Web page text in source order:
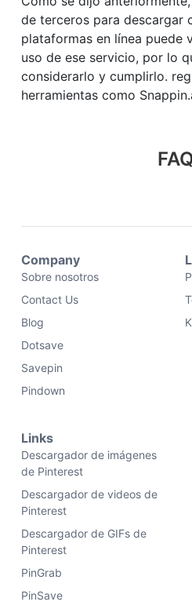
de terceros para descargar
plataformas en línea puede
uso de ese servicio, por lo
considerarlo y cumplirlo.
herramientas como
Company
Sobre nosotros
Contact Us
Blog
Dotsave
Savepin
Pindown
Links
Descargador de imágenes
de Pinterest
Descargador de videos de
Pinterest
Descargador de GIFs de
Pinterest
PinGrab
PinSave